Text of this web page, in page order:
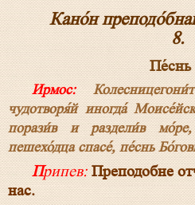
Кано́н
8.
Пе́снь
Ирмос:
чудотворя́й иногда́
порази́в и раздели́в
пешехо́дца спасе́, пе́снь
Припев: Преподобне
нас.